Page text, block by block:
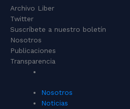
Archivo Liber
Twitter
Suscríbete a nuestro boletín
Nosotros
Publicaciones
Transparencia
Nosotros
Noticias